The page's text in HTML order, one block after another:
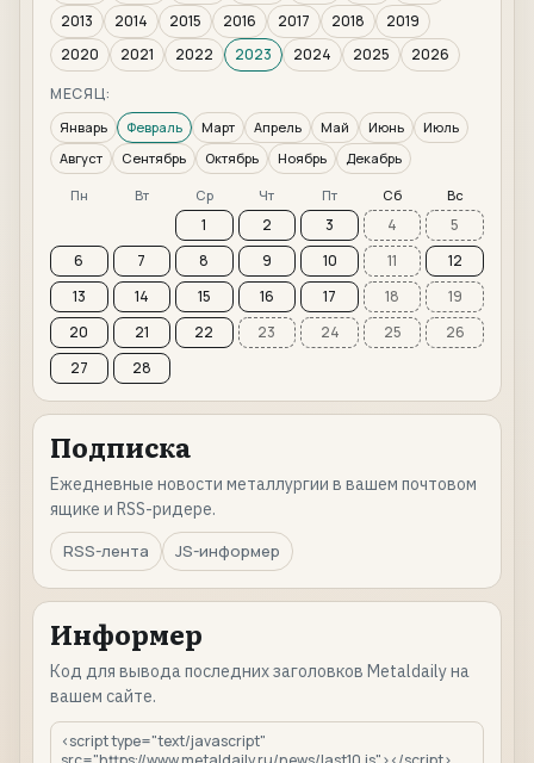
2013
2014 2015 2016 2017 2018
2019
2020
2021 2022 2023 2024 2025
2026
МЕСЯЦ:
Январь Февраль Март Апрель Май Июнь
Июль
Август
Сентябрь Октябрь Ноябрь Декабрь
Пн Вт Ср Чт Пт Сб Вс
1 2 3 4
5
6
7 8 9 10 11
12
13
14 15 16 17 18
19
20
21 22 23 24 25
26
27
28
Подписка
Ежедневные новости металлургии в вашем почтовом
ящике и RSS-ридере.
RSS-лента
JS-информер
Информер
Код для вывода последних заголовков Metaldaily на
вашем сайте.